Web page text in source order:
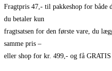
Fragtpris 47,- til pakkeshop for både
du betaler kun
fragtsatsen for den første vare, du
samme pris –
eller shop for kr. 499,- og få